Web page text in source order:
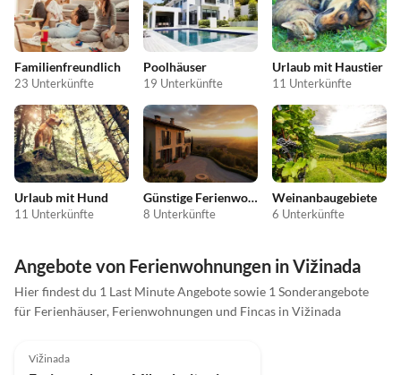
Familienfreundlich
23 Unterkünfte
Poolhäuser
19 Unterkünfte
Urlaub mit Haustier
11 Unterkünfte
Urlaub mit Hund
11 Unterkünfte
Günstige Ferienwohnungen
8 Unterkünfte
Weinanbaugebiete
6 Unterkünfte
Angebote von Ferienwohnungen in Vižinada
Hier findest du 1 Last Minute Angebote sowie 1 Sonderangebote
für Ferienhäuser, Ferienwohnungen und Fincas in Vižinada
Vižinada